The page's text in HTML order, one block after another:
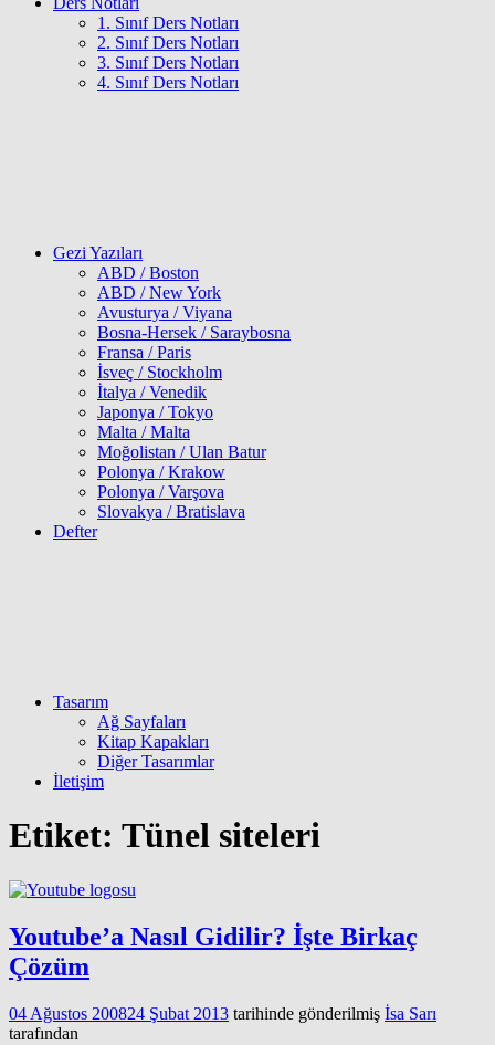
1. Sınıf Ders Notları
2. Sınıf Ders Notları
3. Sınıf Ders Notları
4. Sınıf Ders Notları
Gezi Yazıları
ABD / Boston
ABD / New York
Avusturya / Viyana
Bosna-Hersek / Saraybosna
Fransa / Paris
İsveç / Stockholm
İtalya / Venedik
Japonya / Tokyo
Malta / Malta
Moğolistan / Ulan Batur
Polonya / Krakow
Polonya / Varşova
Slovakya / Bratislava
Defter
Tasarım
Ağ Sayfaları
Kitap Kapakları
Diğer Tasarımlar
İletişim
Etiket: Tünel siteleri
Youtube’a Nasıl Gidilir? İşte Birkaç
Çözüm
04 Ağustos 200824 Şubat 2013 tarihinde gönderilmiş İsa Sarı
tarafından